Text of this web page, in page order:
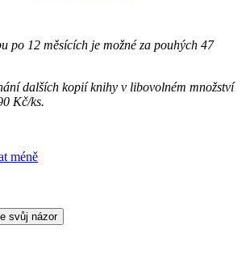
po 12 měsících je možné za pouhých 47
dalších kopií knihy v libovolném množství
Kč/ks.
méně
svůj názor